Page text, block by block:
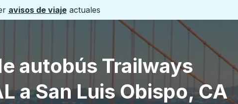
avisos de viajeactuales
autobús Trailways
a San Luis Obispo, CA